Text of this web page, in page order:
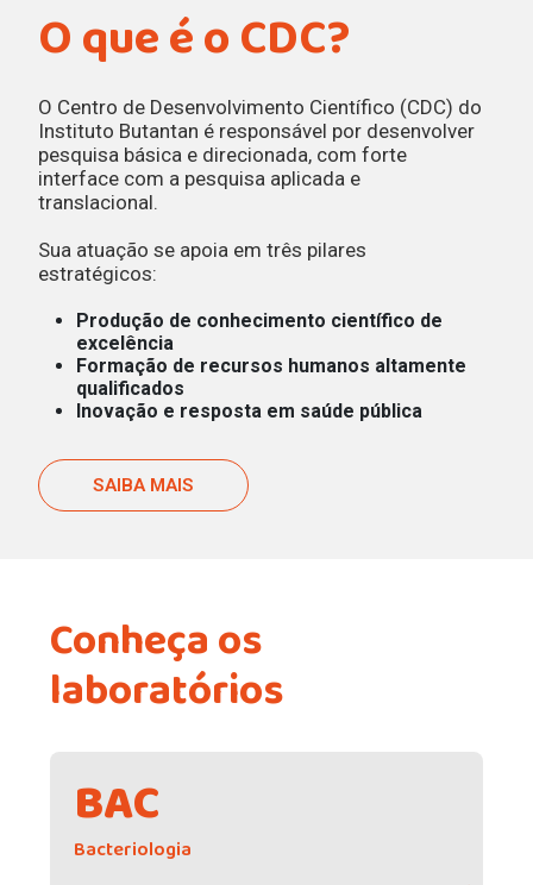
Centro de
Desenvolvimento
Científico do Instituto
Butantan
avanço da ciência e da saúde
O que é o CDC?
O Centro de Desenvolvimento Científico (CDC) do
Instituto Butantan é responsável por desenvolver
pesquisa básica e direcionada, com forte
interface com a pesquisa aplicada e
translacional.
Sua atuação se apoia em três pilares
estratégicos:
Produção de conhecimento científico de
excelência
Formação de recursos humanos altamente
qualificados
Inovação e resposta em saúde pública
SAIBA MAIS
Conheça os
laboratórios
BAC
Bacteriologia